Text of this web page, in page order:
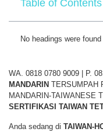
Table of Contents
No headings were
WA. 0818 0780 9009 | P.
MANDARIN TERSUMPAH
MANDARIN-TAIWANESE
SERTIFIKASI TAIWAN
Anda sedang di TAIWAN-